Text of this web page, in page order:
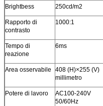
Brightbess 250cd/m2
Rapporto di
contrasto
1000:1
Tempo di
reazione
6ms
Area osservabile
408 (H)×255 (V)
millimetro
Potere di lavoro
AC100-240V
50/60Hz